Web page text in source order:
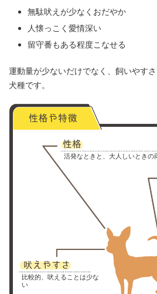
無駄吠えが少なくおだやか
人懐っこく愛情深い
留守番もある程度こなせる
運動量が少ないだけでなく、飼いやす
犬種です。
活発なときと、大人しいときの
比較的、吠えることは少な
い